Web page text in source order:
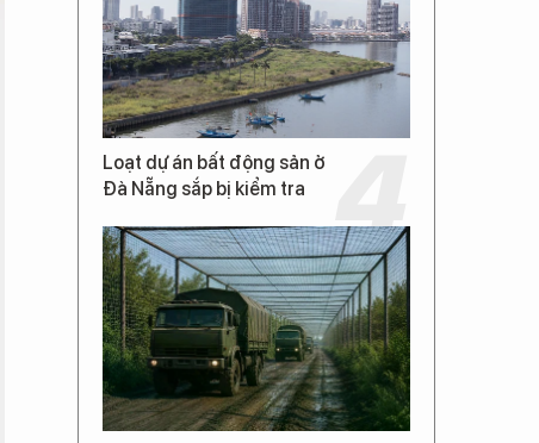
Loạt dự án bất động sản ở
Đà Nẵng sắp bị kiểm tra